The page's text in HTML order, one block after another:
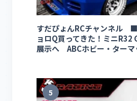
すだぴょんRCチャンネル
ョロQ買ってきた！ミニR32
展示へ ABCホビー・ターマ
5